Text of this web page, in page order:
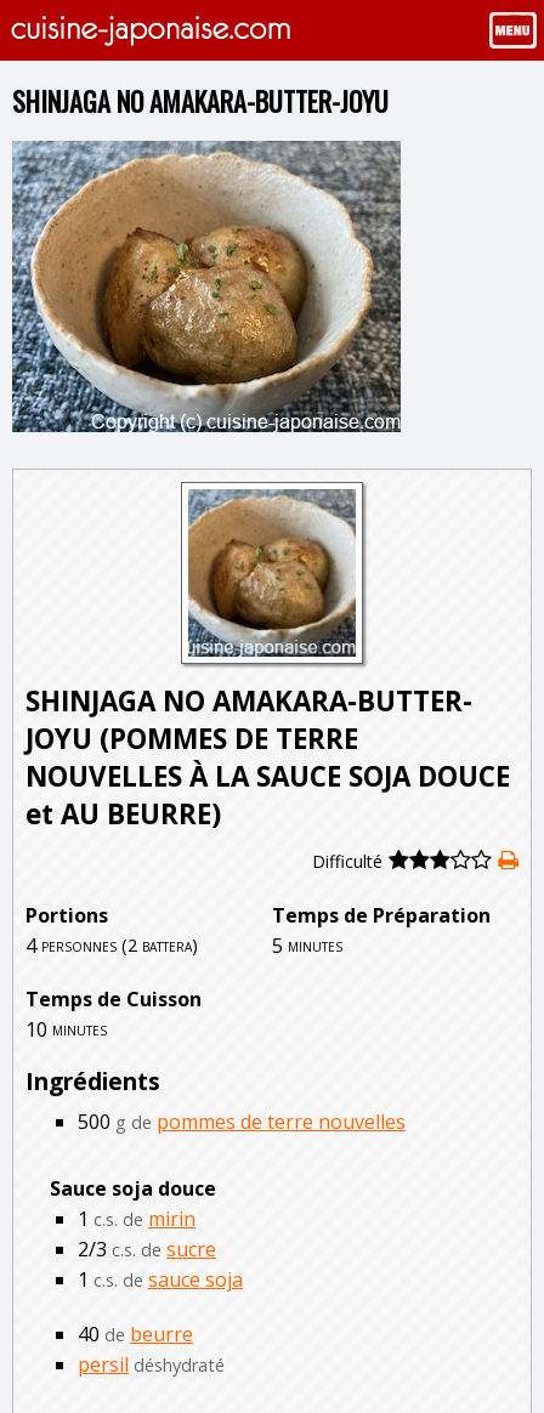
SHINJAGA NO AMAKARA-BUTTER-JOYU
SHINJAGA NO AMAKARA-BUTTER-
JOYU (POMMES DE TERRE
NOUVELLES À LA SAUCE SOJA DOUCE
et AU BEURRE)
Difficulté
Portions
Temps de Préparation
4 personnes (2 battera) 5 minutes
Temps de Cuisson
10 minutes
Ingrédients
500 g de pommes de terre nouvelles
Sauce soja douce
1 c.s. de mirin
2/3 c.s. de sucre
1 c.s. de sauce soja
40 de beurre
persil déshydraté